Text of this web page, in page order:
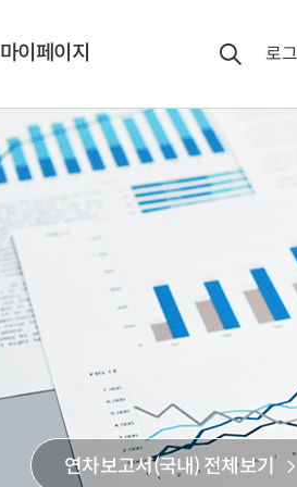
마이페이지 로
연차보고서(국내) 전체보기